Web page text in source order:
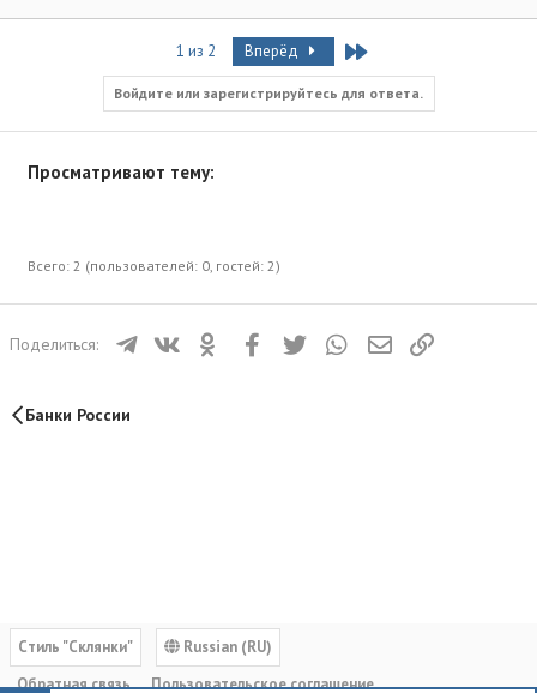
1 из 2 Вперёд Last
Войдите или зарегистрируйтесь для ответа.
Просматривают тему:
Всего: 2 (пользователей: 0, гостей: 2)
Поделиться: ТелеграмВКонтактеОдноклассники
FacebookTwitter WhatsAppЭлектронная почта
Банки России
Cтиль "Склянки"
Russian (RU)
Обратная связь
Пользовательское соглашение